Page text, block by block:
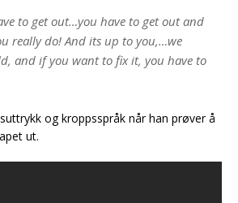
to get out…you have to get out and
really do! And its up to you,…we
and if you want to fix it, you have to
og kroppsspråk når han prøver å
ut.